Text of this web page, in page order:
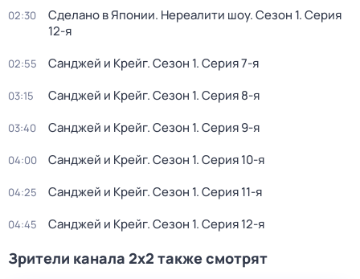
02:30 Сделано в Японии. Нереалити шоу. Сезон 1. Серия
12-я
02:55 Санджей и Крейг. Сезон 1. Серия 7-я
03:15 Санджей и Крейг. Сезон 1. Серия 8-я
03:40 Санджей и Крейг. Сезон 1. Серия 9-я
04:00 Санджей и Крейг. Сезон 1. Серия 10-я
04:25 Санджей и Крейг. Сезон 1. Серия 11-я
04:45 Санджей и Крейг. Сезон 1. Серия 12-я
Зрители канала 2x2 также смотрят